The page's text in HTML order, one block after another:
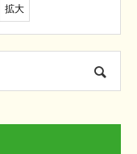
拡大